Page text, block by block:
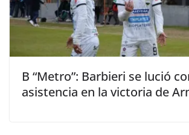
B “Metro”: Barbieri se lució
asistencia en la victoria de